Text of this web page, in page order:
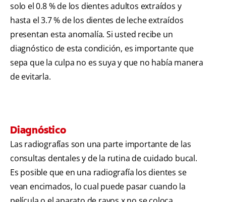
solo el 0.8 % de los dientes adultos extraídos y
hasta el 3.7 % de los dientes de leche extraídos
presentan esta anomalía. Si usted recibe un
diagnóstico de esta condición, es importante que
sepa que la culpa no es suya y que no había manera
de evitarla.
Diagnóstico
Las radiografías son una parte importante de las
consultas dentales y de la rutina de cuidado bucal.
Es posible que en una radiografía los dientes se
vean encimados, lo cual puede pasar cuando la